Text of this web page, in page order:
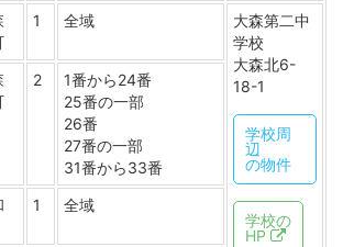
1 全域
大森第二中
学校
大森北6-
18-1
学校周
辺
の物件
学校の
HP
2
1番から24番
25番の一部
26番
27番の一部
31番から33番
1 全域